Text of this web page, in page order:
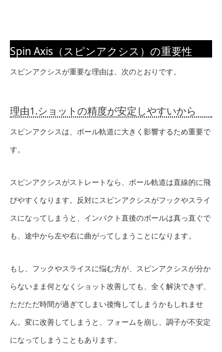
Spin Axis（スピンアクシス）の重要性
スピンアクシスが重要な理由は、次のとおりです。
理由1.ショットの精度が安定しやすいから
スピンアクシスは、ボール軌道に大きく影響するため重要で
す。
スピンアクシスがストレートなら、ボール軌道は直線的に飛
びやすくなります。反対にスピンアクシスがフックやスライ
スになってしまうと、インパクト直後のボールは真っ直ぐで
も、途中から左や右に曲がってしまうことになります。
もし、フックやスライスに悩む方が、スピンアクシスが分か
らないまま何となくショット改善しても、全く解決できず、
ただただ時間が過ぎてしまい後悔してしまうかもしれませ
ん。変に改善してしまうと、フォームを崩し、調子が不安定
になってしまうこともあります。